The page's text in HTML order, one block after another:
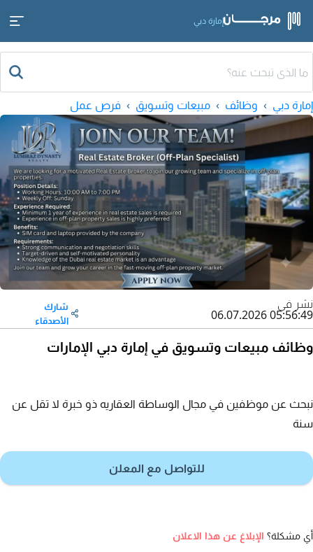
إمارة دبي
إمارة دبي وظائف مبيعات وتسويق فرص عمل
نشر في
06.07.2026 05:56:49
شارك
الأصدقاء
وظائف مبيعات وتسويق في إمارة دبي الإمارات
نبحث عن موظفين في مجال الوساطة العقاريه ذو خبرة لا تقل عن
سنة
للتواصل مع المعلن
أي مشكلة؟ الإبلاغ عن هذا الاعلان